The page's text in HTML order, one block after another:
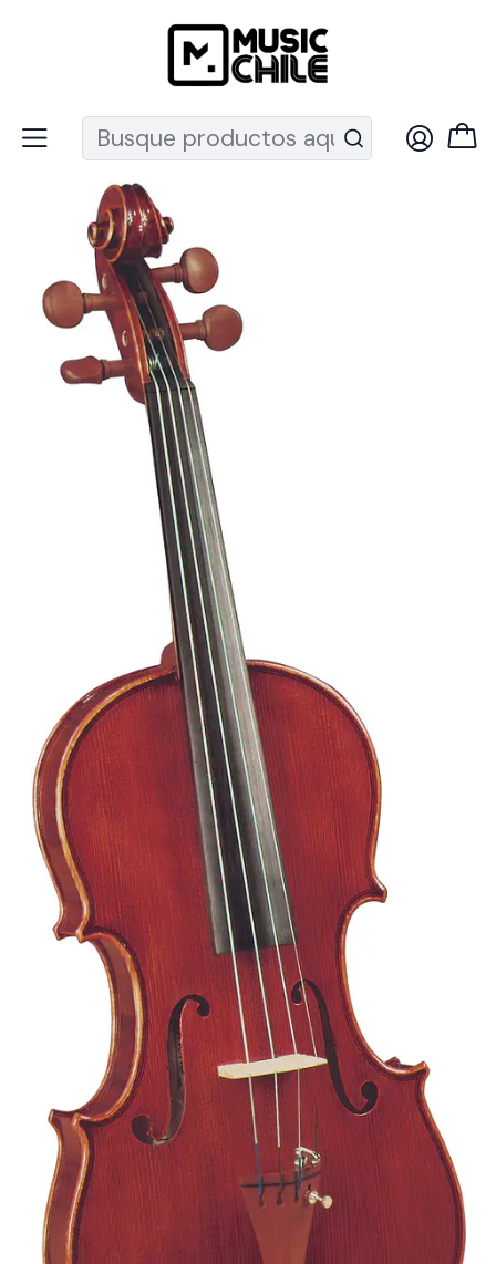
Recuerda que ahora nos puedes encontrar en el MUT
Instrumentos de Cuerda Instrumentos Clásicos